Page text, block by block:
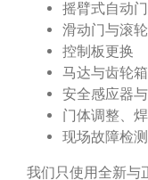
摇臂式自动
滑动门与滚
控制板更换
马达与齿轮
安全感应器
门体调整、
现场故障检
我们只使用全新与